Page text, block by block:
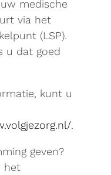
medische
via het
(LSP).
u dat goed
kunt u
.
geven?
het